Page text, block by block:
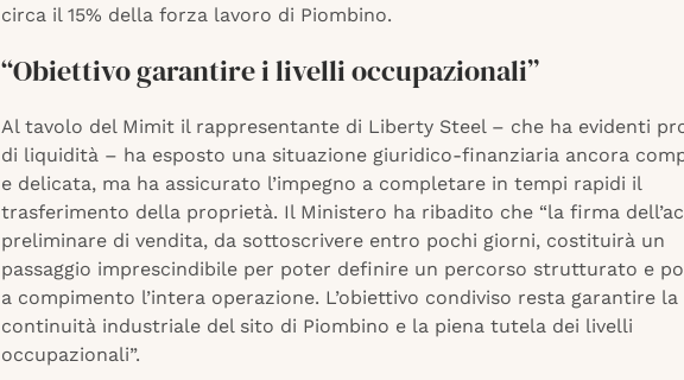
circa il 15% della forza lavoro di Piombino.
“Obiettivo garantire i livelli occupazionali”
Al tavolo del Mimit il rappresentante di Liberty Steel – che ha evidenti
di liquidità – ha esposto una situazione giuridico-finanziaria ancora
e delicata, ma ha assicurato l’impegno a completare in tempi rapidi il
trasferimento della proprietà. Il Ministero ha ribadito che “la firma
preliminare di vendita, da sottoscrivere entro pochi giorni, costituirà un
passaggio imprescindibile per poter definire un percorso strutturato e
a compimento l’intera operazione. L’obiettivo condiviso resta garantire la
continuità industriale del sito di Piombino e la piena tutela dei livelli
occupazionali”.